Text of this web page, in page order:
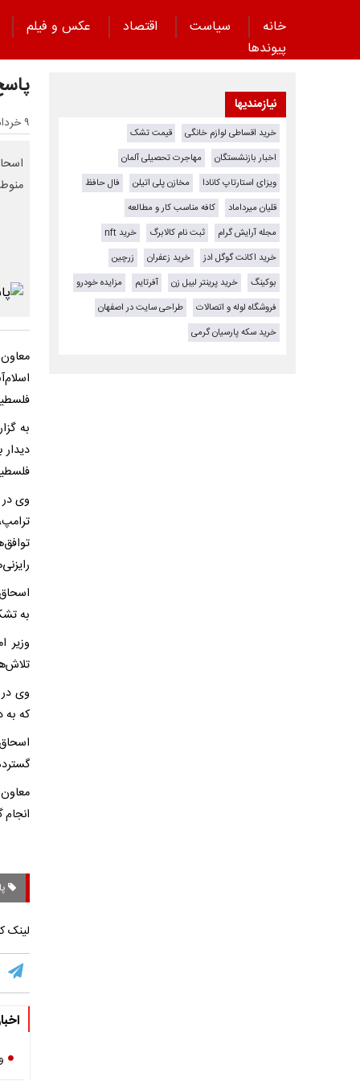
خانه سیاست اقتصاد عکس و فیلم
پیوند‌ها
۹ خرداد ۱۴۰۵ - ۰۸:۳۳
به
دیدار
وی
به
وزیر
وی در
که به
لینک
نیازمندیها
خرید اقساطی لوازم خانگی
قیمت تشک
اخبار بازنشستگان
مهاجرت تحصیلی آلمان
ویزای استارتاپ کانادا
مخازن پلی اتیلن
فال حافظ
قلیان میرداماد
کافه مناسب کار و مطالعه
مجله آرایش گرام
ثبت نام کالابرگ
خرید nft
خرید اکانت گوگل ادز
خرید زعفران
زرچین
بوکینگ
خرید پرینتر لیبل زن آفرتایم
مزایده خودرو
فروشگاه لوله و اتصالات
طراحی سایت در اصفهان
خرید سکه پارسیان گرمی